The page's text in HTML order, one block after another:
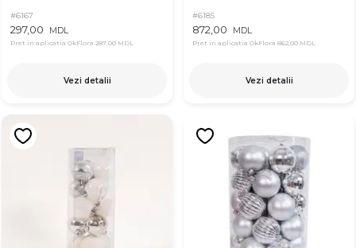
#6167
297,00 MDL
Pret in aplicatia OkFlora 287,00 MDL
Vezi detalii
#6185
872,00 MDL
Pret in aplicatia OkFlora 862,00 MDL
Vezi detalii